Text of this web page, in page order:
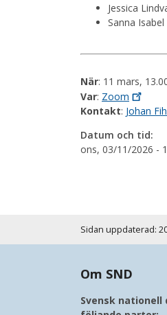
Jessica
Sanna
När: 11 mars,
Var: Zoom
Kontakt: Johan
Datum och tid:
ons, 03/11/2026 -
Sidan uppdaterad:
Om SND
Svensk